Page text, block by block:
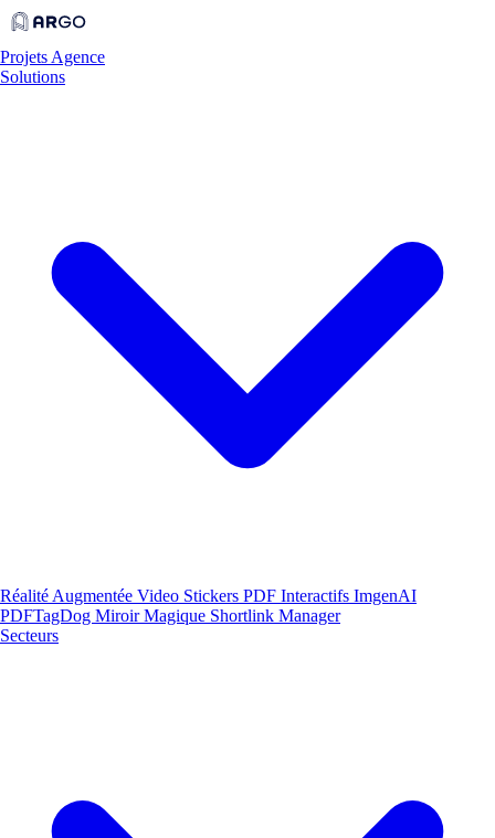
Projets Agence
Solutions
Réalité Augmentée Video Stickers PDF Interactifs ImgenAI
PDFTagDog Miroir Magique Shortlink Manager
Secteurs